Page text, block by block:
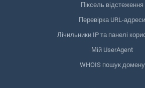
Піксель відстеження
Перевірка URL-адреси
Лічильники IP та панелі
Мій UserAgent
WHOIS пошук домену